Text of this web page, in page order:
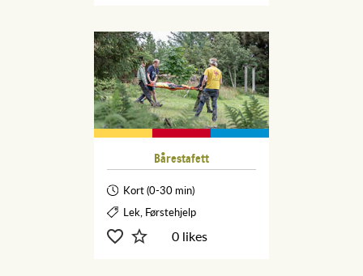
Bårestafett
Kort (0-30 min)
Lek, Førstehjelp
0 likes